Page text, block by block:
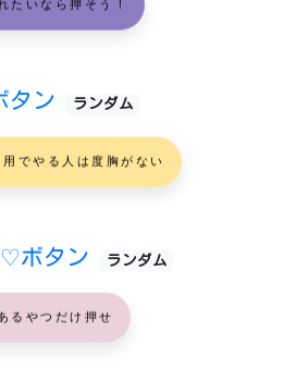
タン ランダム
でやる人は度胸がない
♡ボタン ランダム
るやつだけ押せ